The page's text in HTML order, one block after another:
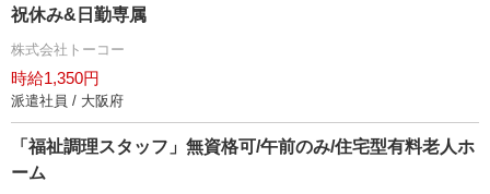
祝休み&日勤専属
株式会社トーコー
時給1,350円
派遣社員 / 大阪府
「福祉調理スタッフ」無資格可/午前のみ/住宅型有料老人ホ
ーム